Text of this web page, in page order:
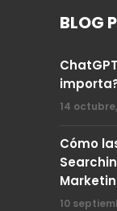
BLOG
14
Cómo
10